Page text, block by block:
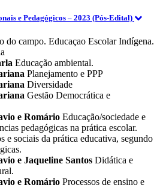
e Pedagógicos – 2023 (Pós-Edital)
do campo. Educaçao Escolar Indígena.
Educação ambiental.
Planejamento e PPP
Diversidade
Gestão Democrática e
e Romário Educação/sociedade e
pedagógicas na prática escolar.
e sociais da prática educativa, segundo
e Jaqueline Santos Didática e
e Romário Processos de ensino e